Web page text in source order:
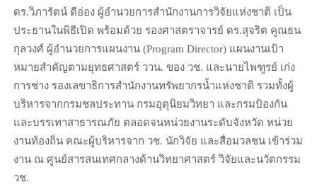
ดร.วิภารัตน์ ดีอ่อง ผู้อำนวยการสำนักงานการวิจัยแห่งชาติ เป็น
ประธานในพิธีเปิด พร้อมด้วย รองศาสตราจารย์ ดร.สุจริต คูณธน
กุลวงศ์ ผู้อำนวยการแผนงาน (Program Director) แผนงานเป้า
หมายสำคัญตามยุทธศาสตร์ ววน. ของ วช. และนายไพฑูรย์ เก่ง
การช่าง รองเลขาธิการสำนักงานทรัพยากรน้ำแห่งชาติ รวมทั้งผู้
บริหารจากกรมชลประทาน กรมอุตุนิยมวิทยา และกรมป้องกัน
และบรรเทาสาธารณภัย ตลอดจนหน่วยงานระดับจังหวัด หน่วย
งานท้องถิ่น คณะผู้บริหารจาก วช. นักวิจัย และสื่อมวลชน เข้าร่วม
งาน ณ ศูนย์สารสนเทศกลางด้านวิทยาศาสตร์ วิจัยและนวัตกรรม
วช.